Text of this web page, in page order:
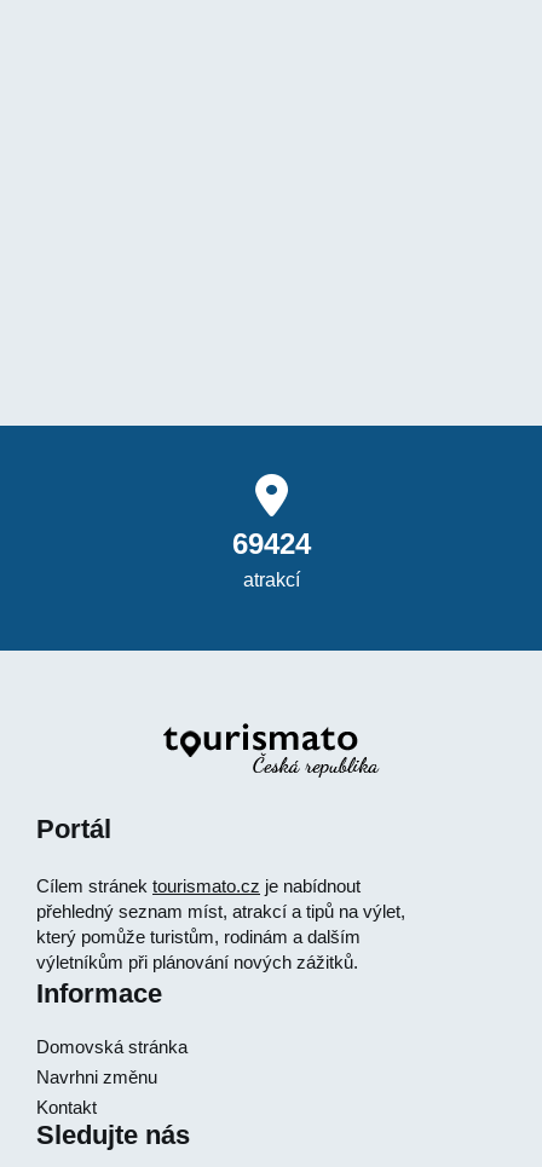
69424
atrakcí
Portál
Cílem stránek tourismato.cz je nabídnout
přehledný seznam míst, atrakcí a tipů na výlet,
který pomůže turistům, rodinám a dalším
výletníkům při plánování nových zážitků.
Informace
Domovská stránka
Navrhni změnu
Kontakt
Sledujte nás